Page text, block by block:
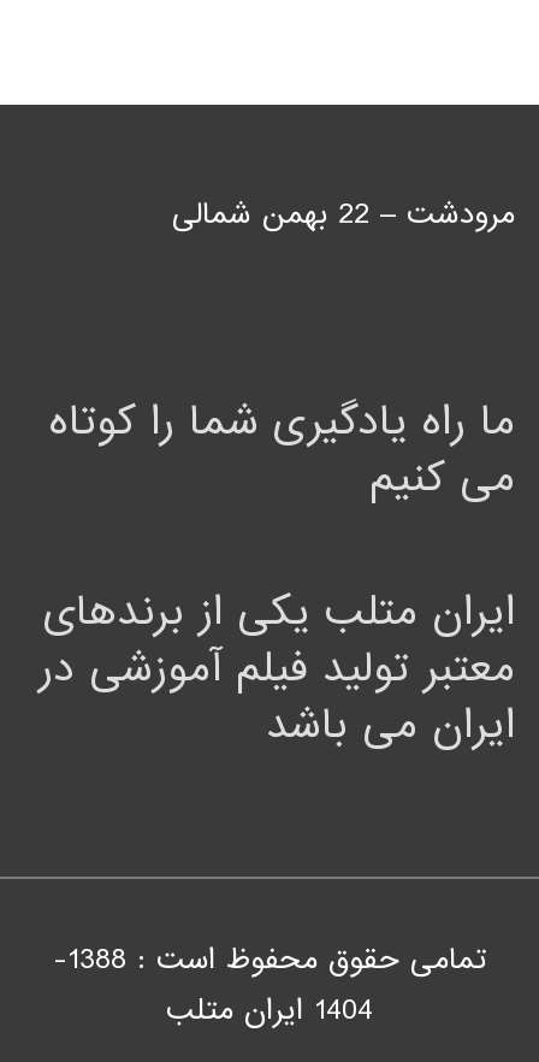
مرودشت – 22 بهمن شمالی
ما راه یادگیری شما را کوتاه
می کنیم
ایران متلب یکی از برندهای
معتبر تولید فیلم آموزشی در
ایران می باشد
تمامی حقوق محفوظ است : 1388-
1404 ايران متلب